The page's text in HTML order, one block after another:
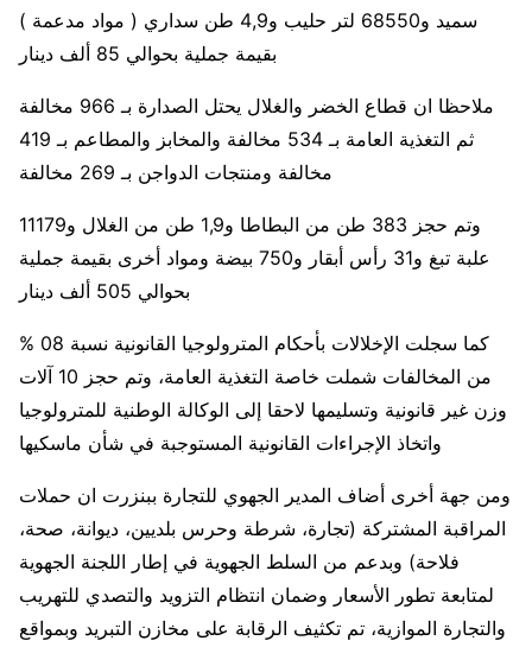
سميد و68550 لتر حليب و4,9 طن سداري ( مواد مدعمة )
بقيمة جملية بحوالي 85 ألف دينار
ملاحظا ان قطاع الخضر والغلال يحتل الصدارة بـ 966 مخالفة
ثم التغذية العامة بـ 534 مخالفة والمخابز والمطاعم بـ 419
مخالفة ومنتجات الدواجن بـ 269 مخالفة
وتم حجز 383 طن من البطاطا و1,9 طن من الغلال و11179
علبة تبغ و31 رأس أبقار و750 بيضة ومواد أخرى بقيمة جملية
بحوالي 505 ألف دينار
كما سجلت الإخلالات بأحكام المترولوجيا القانونية نسبة 08 %
من المخالفات شملت خاصة التغذية العامة، وتم حجز 10 آلات
وزن غير قانونية وتسليمها لاحقا إلى الوكالة الوطنية للمترولوجيا
واتخاذ الإجراءات القانونية المستوجبة في شأن ماسكيها
ومن جهة أخرى أضاف المدير الجهوي للتجارة ببنزرت ان حملات
المراقبة المشتركة (تجارة، شرطة وحرس بلديين، ديوانة، صحة،
فلاحة) وبدعم من السلط الجهوية في إطار اللجنة الجهوية
لمتابعة تطور الأسعار وضمان انتظام التزويد والتصدي للتهريب
والتجارة الموازية، تم تكثيف الرقابة على مخازن التبريد وبمواقع